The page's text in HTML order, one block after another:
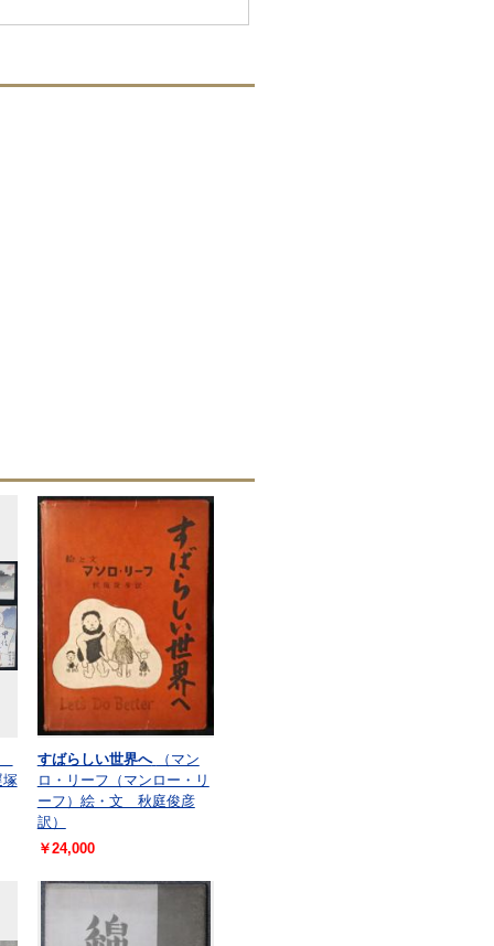
すばらしい世界へ
（マン
ロ・リーフ（マンロー・リ
ーフ）絵・文 秋庭俊彦
訳）
￥24,000